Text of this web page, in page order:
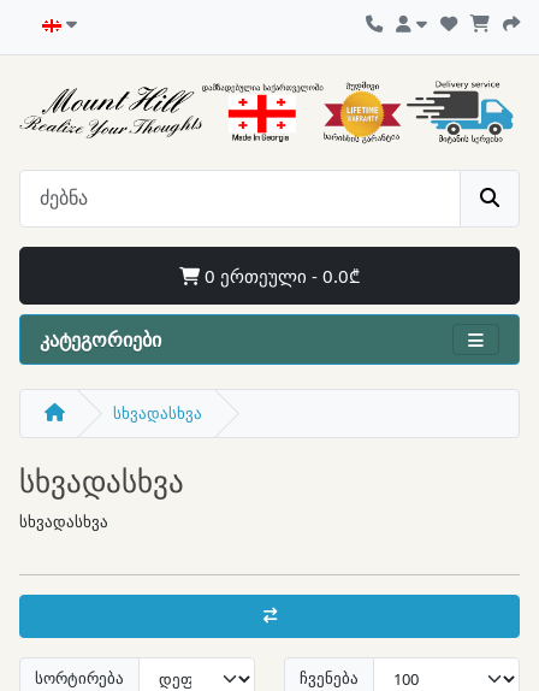
0 ერთეული - 0.0₾
კატეგორიები
სხვადასხვა
სხვადასხვა
სხვადასხვა
სორტირება ჩვენება